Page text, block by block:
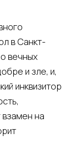
в Санкт-
вечных
и зле, и,
инквизитор
взамен на